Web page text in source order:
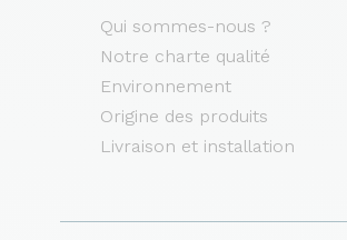
Qui sommes-nous ?
Notre charte qualité
Environnement
Origine des produits
Livraison et installation